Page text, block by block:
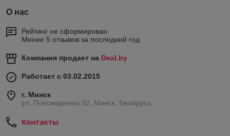
О нас
Рейтинг не сформирован
Менее 5 отзывов за последний год
Компания продает на Deal.by
Работает с 03.02.2015
г. Минск
ул. Пономаренко 32, Минск, Беларусь
Контакты